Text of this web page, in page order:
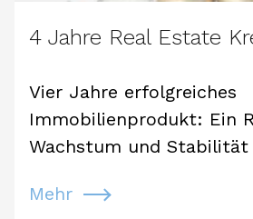
4 Jahre Real Estate
Vier Jahre erfolgreiches
Immobilienprodukt: Ein
Wachstum und Stabilität
Mehr